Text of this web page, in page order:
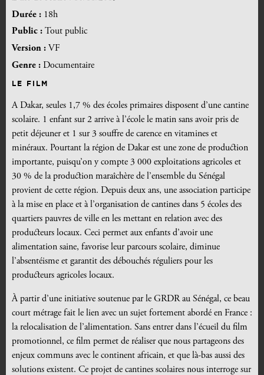
Durée : 18h
Public : Tout public
Version : VF
Genre : Documentaire
LE FILM
A Dakar, seules 1,7 % des écoles primaires disposent d’une cantine
scolaire. 1 enfant sur 2 arrive à l’école le matin sans avoir pris de
petit déjeuner et 1 sur 3 souffre de carence en vitamines et
minéraux. Pourtant la région de Dakar est une zone de production
importante, puisqu’on y compte 3 000 exploitations agricoles et
30 % de la production maraîchère de l’ensemble du Sénégal
provient de cette région. Depuis deux ans, une association participe
à la mise en place et à l’organisation de cantines dans 5 écoles des
quartiers pauvres de ville en les mettant en relation avec des
producteurs locaux. Ceci permet aux enfants d’avoir une
alimentation saine, favorise leur parcours scolaire, diminue
l’absentéisme et garantit des débouchés réguliers pour les
producteurs agricoles locaux.
À partir d’une initiative soutenue par le GRDR au Sénégal, ce beau
court métrage fait le lien avec un sujet fortement abordé en France :
la relocalisation de l’alimentation. Sans entrer dans l’écueil du film
promotionnel, ce film permet de réaliser que nous partageons des
enjeux communs avec le continent africain, et que là-bas aussi des
solutions existent. Ce projet de cantines scolaires nous interroge sur